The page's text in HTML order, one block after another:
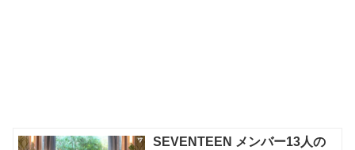
SEVENTEEN メンバー13人の